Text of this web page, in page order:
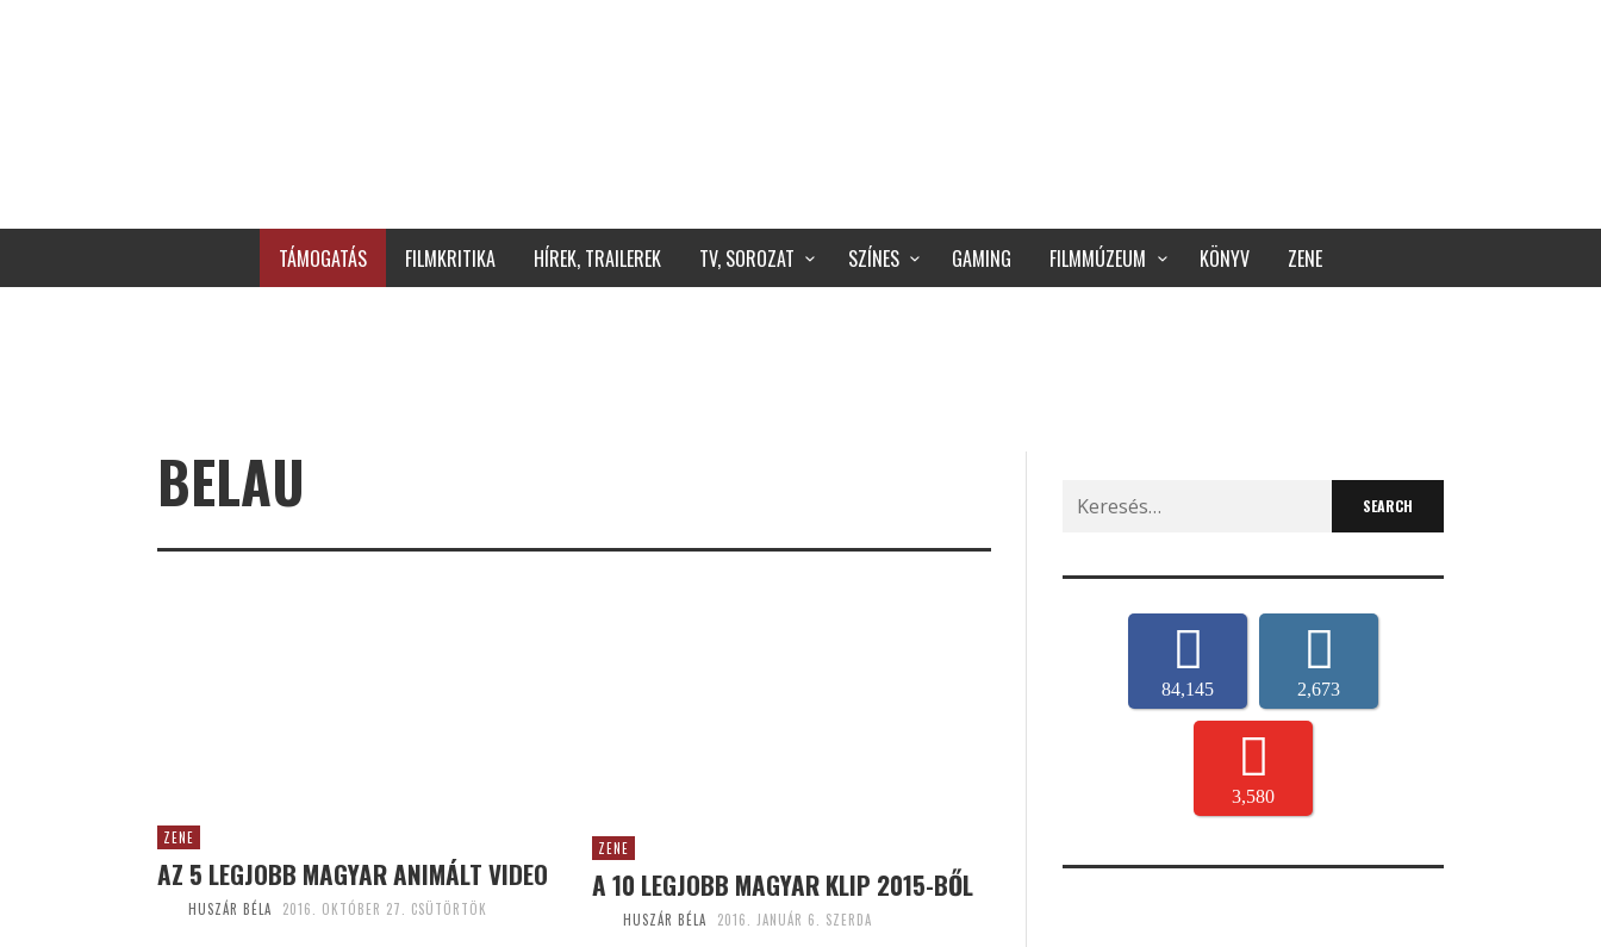
TÁMOGATÁS FILMKRITIKA HÍREK, TRAILEREK TV, SOROZAT SZÍNES GAMING FILMMÚZEUM KÖNYV ZENE
BELAU
ZENE
AZ 5 LEGJOBB MAGYAR ANIMÁLT VIDEO
HUSZÁR BÉLA 2016. OKTÓBER 27. CSÜTÖRTÖK
ZENE
A 10 LEGJOBB MAGYAR KLIP 2015-BŐL
HUSZÁR BÉLA 2016. JANUÁR 6. SZERDA
Search
for:
84,145 2,673
3,580